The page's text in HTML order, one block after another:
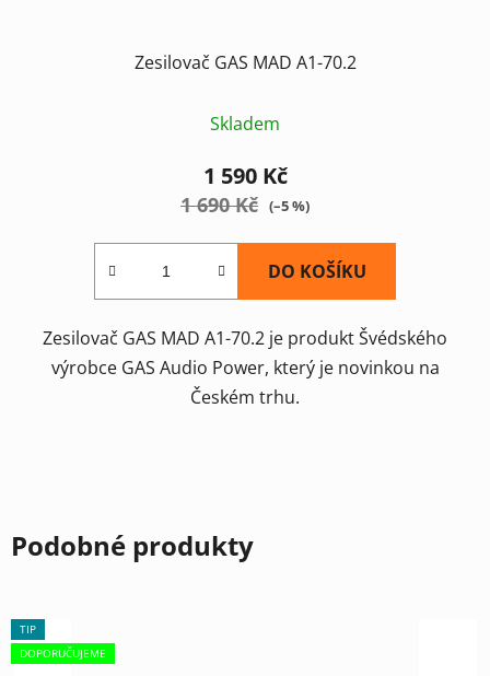
Zesilovač GAS MAD A1-70.2
hodnocení
produktu
je
Skladem
1 590 Kč
1 690 Kč (–5 %)
DO KOŠÍKU
Zesilovač GAS MAD A1-70.2 je produkt Švédského
výrobce GAS Audio Power, který je novinkou na
Českém trhu.
Podobné produkty
TIP
DOPORUČUJEME